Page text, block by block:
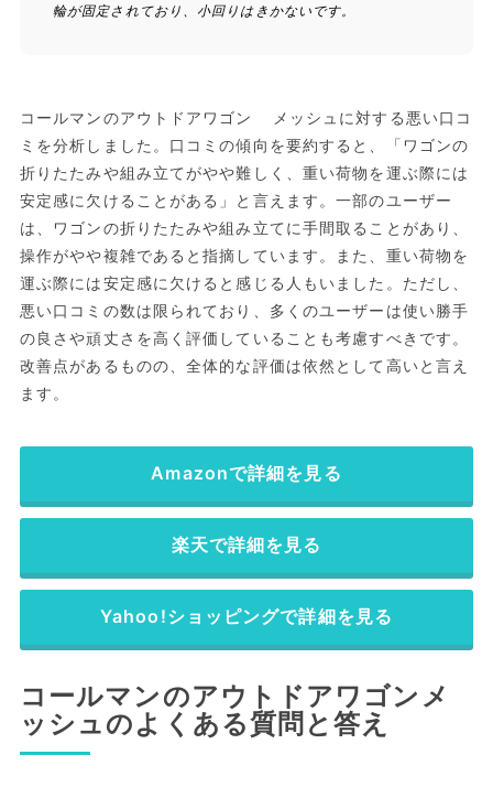
輪が固定されており、小回りはきかないです。
コールマンのアウトドアワゴン メッシュに対する悪い口コ
ミを分析しました。口コミの傾向を要約すると、「ワゴンの
折りたたみや組み立てがやや難しく、重い荷物を運ぶ際には
安定感に欠けることがある」と言えます。一部のユーザー
は、ワゴンの折りたたみや組み立てに手間取ることがあり、
操作がやや複雑であると指摘しています。また、重い荷物を
運ぶ際には安定感に欠けると感じる人もいました。ただし、
悪い口コミの数は限られており、多くのユーザーは使い勝手
の良さや頑丈さを高く評価していることも考慮すべきです。
改善点があるものの、全体的な評価は依然として高いと言え
ます。
Amazonで詳細を見る
楽天で詳細を見る
Yahoo!ショッピングで詳細を見る
コールマンのアウトドアワゴンメ
ッシュのよくある質問と答え